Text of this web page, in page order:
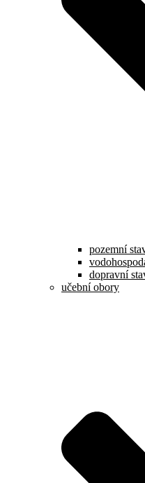
pozemní
dopravní
učební obory